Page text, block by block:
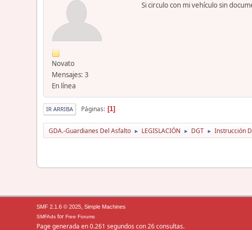
Novato
Mensajes: 3
En línea
Si circulo con mi vehículo sin
IR ARRIBA Páginas 1
GDA.-Guardianes Del Asfalto ► LEGISLACIÓN ► DGT ► Instrucción
SMF 2.1.6 © 2025, Simple Machines
SMFAds for Free Forums
Page generada en 0.261 segundos con 26 consultas.